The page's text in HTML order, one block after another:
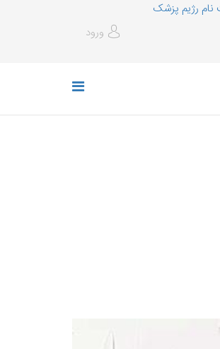
نام رژیم پزشک
ورود